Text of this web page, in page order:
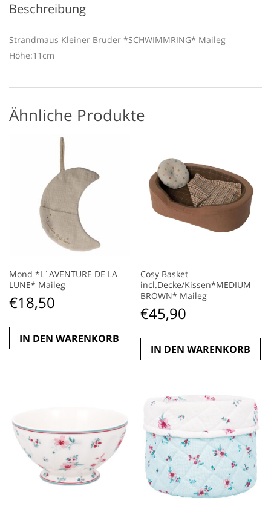
Beschreibung
Strandmaus Kleiner Bruder *SCHWIMMRING* Maileg
Höhe:11cm
Ähnliche Produkte
Mond *L´AVENTURE DE LA
LUNE* Maileg
€18,50
IN DEN WARENKORB
Cosy Basket
incl.Decke/Kissen*MEDIUM
BROWN* Maileg
€45,90
IN DEN WARENKORB